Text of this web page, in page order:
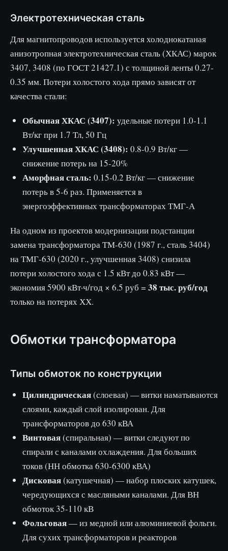
Электротехническая сталь
Для магнитопроводов используется холоднокатаная
анизотропная электротехническая сталь (ХКАС) марок
3407, 3408 (по ГОСТ 21427.1) с толщиной ленты 0.27-
0.35 мм. Потери холостого хода прямо зависят от
качества стали:
Обычная ХКАС (3407): удельные потери 1.0-1.1
Вт/кг при 1.7 Тл, 50 Гц
Улучшенная ХКАС (3408): 0.8-0.9 Вт/кг —
снижение потерь на 15-20%
Аморфная сталь: 0.15-0.2 Вт/кг — снижение
потерь в 5-6 раз. Применяется в
энергоэффективных трансформаторах ТМГ-А
На одном из проектов модернизации подстанции
замена трансформатора ТМ-630 (1987 г., сталь 3404)
на ТМГ-630 (2020 г., улучшенная 3408) снизила
потери холостого хода с 1.5 кВт до 0.83 кВт —
экономия 5900 кВт·ч/год × 6.5 руб = 38 тыс. руб/год
только на потерях ХХ.
Обмотки трансформатора
Типы обмоток по конструкции
Цилиндрическая(слоевая) — витки наматываются
слоями, каждый слой изолирован. Для
трансформаторов до 630 кВА
Винтовая(спиральная) — витки следуют по
спирали с каналами охлаждения. Для больших
токов (НН обмотка 630-6300 кВА)
Дисковая(катушечная) — набор плоских катушек,
чередующихся с масляными каналами. Для ВН
обмоток 35-110 кВ
Фольговая— из медной или алюминиевой фольги.
Для сухих трансформаторов и реакторов